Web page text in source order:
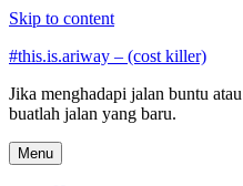
Skip to content
#this.is.ariway – (cost killer)
Jika menghadapi jalan buntu
buatlah jalan yang baru.
Menu